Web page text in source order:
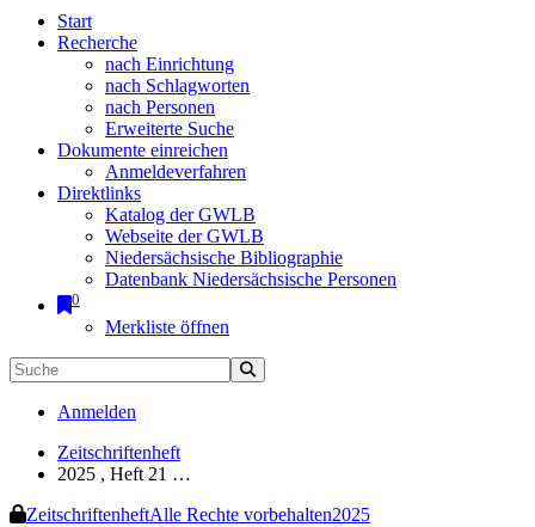
Start
Recherche
nach Einrichtung
nach Schlagworten
nach Personen
Erweiterte Suche
Dokumente einreichen
Anmeldeverfahren
Direktlinks
Katalog der GWLB
Webseite der GWLB
Niedersächsische Bibliographie
Datenbank Niedersächsische Personen
0
Merkliste öffnen
Anmelden
Zeitschriftenheft
2025 , Heft 21 …
ZeitschriftenheftAlle Rechte vorbehalten2025